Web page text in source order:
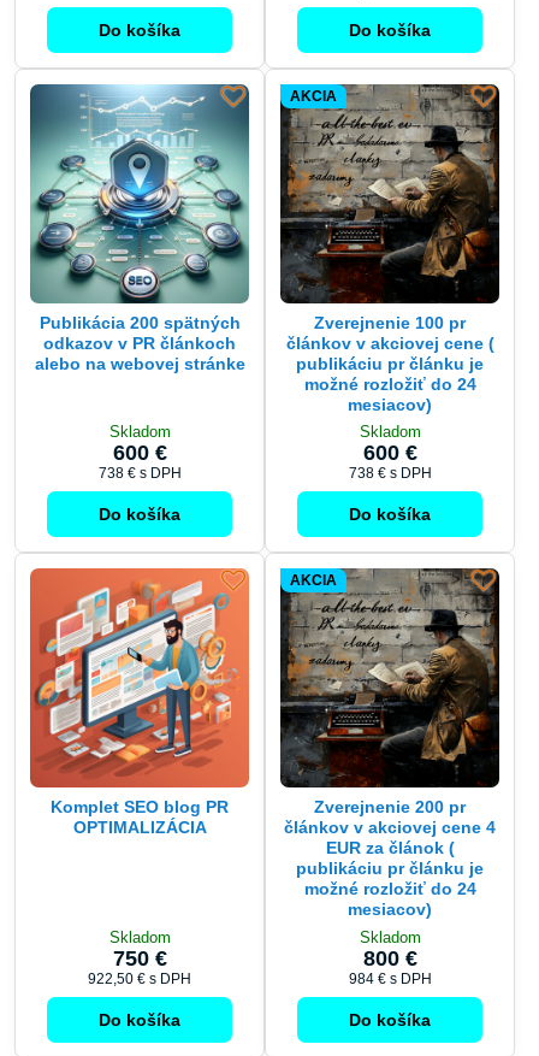
Do košíka Do košíka
Publikácia 200 spätných
odkazov v PR článkoch
alebo na webovej stránke
Skladom
600 €
738 € s DPH
Do košíka
AKCIA
Zverejnenie 100 pr
článkov v akciovej cene (
publikáciu pr článku je
možné rozložiť do 24
mesiacov)
Skladom
600 €
738 € s DPH
Do košíka
Komplet SEO blog PR
OPTIMALIZÁCIA
Skladom
750 €
922,50 € s DPH
Do košíka
AKCIA
Zverejnenie 200 pr
článkov v akciovej cene 4
EUR za článok (
publikáciu pr článku je
možné rozložiť do 24
mesiacov)
Skladom
800 €
984 € s DPH
Do košíka